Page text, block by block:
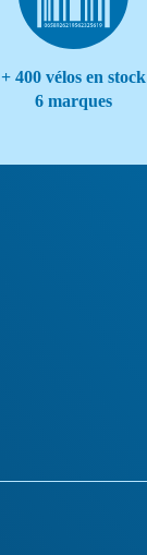
+ 400 vélos en stock
6 marques